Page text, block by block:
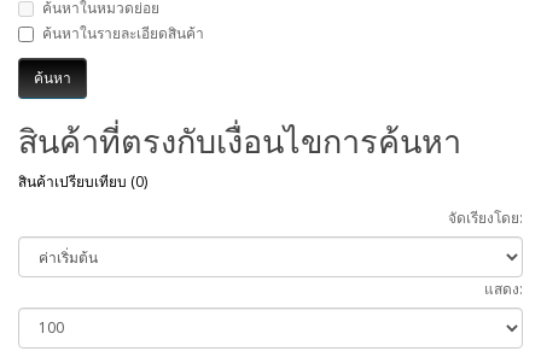
ค้นหาในหมวดย่อย
ค้นหาในรายละเอียดสินค้า
สินค้าที่ตรงกับเงื่อนไขการค้นหา
สินค้าเปรียบเทียบ (0)
จัดเรียงโดย:
แสดง: